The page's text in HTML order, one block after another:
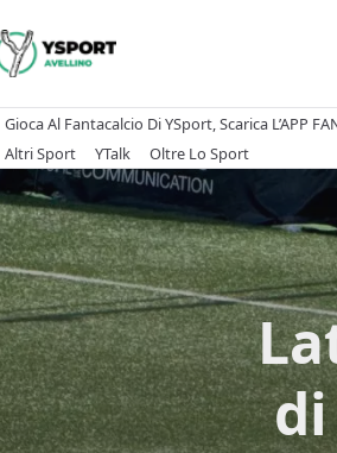
Gioca Al Fantacalcio Di YSport, Scarica L’APP
Altri Sport
YTalk Oltre Lo Sport